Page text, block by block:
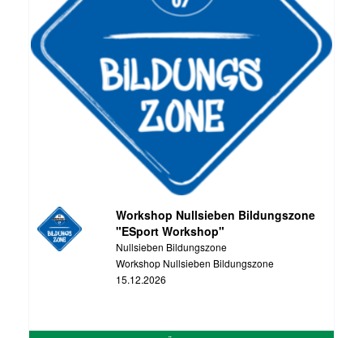
Workshop Nullsieben Bildungszone
"ESport Workshop"
Nullsieben Bildungszone
Workshop Nullsieben Bildungszone
15.12.2026